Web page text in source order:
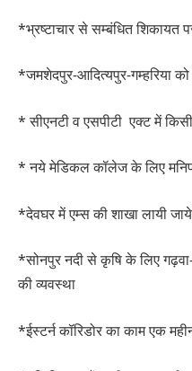
*भ्रष्टाचार से सम्बंधित शिकायत
*जमशेदपुर-आदित्यपुर-गम्हरिया
* सीएनटी व एसपीटी एक्ट में
* नये मेडिकल कॉलेज के लिए
*देवघर में एम्स की शाखा लायी
*सोनपुर नदी से कृषि के लिए
की व्यवस्था
*ईस्टर्न कॉरिडोर का काम एक